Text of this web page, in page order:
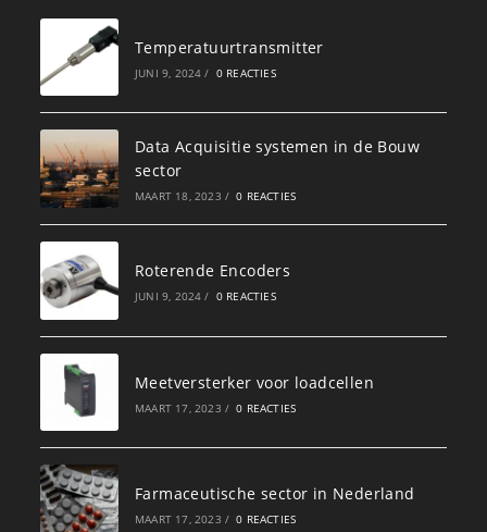
Temperatuurtransmitter
JUNI 9, 2024 / 0 REACTIES
Data Acquisitie systemen in de Bouw
sector
MAART 18, 2023 / 0 REACTIES
Roterende Encoders
JUNI 9, 2024 / 0 REACTIES
Meetversterker voor loadcellen
MAART 17, 2023 / 0 REACTIES
Farmaceutische sector in Nederland
MAART 17, 2023 / 0 REACTIES